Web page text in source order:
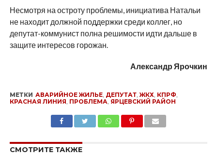
Несмотря на остроту проблемы, инициатива Натальи
не находит должной поддержки среди коллег, но
депутат-коммунист полна решимости идти дальше в
защите интересов горожан.
Александр Ярочкин
МЕТКИ АВАРИЙНОЕ ЖИЛЬЕ, ДЕПУТАТ, ЖКХ, КПРФ,
КРАСНАЯ ЛИНИЯ, ПРОБЛЕМА, ЯРЦЕВСКИЙ РАЙОН
СМОТРИТЕ ТАКЖЕ